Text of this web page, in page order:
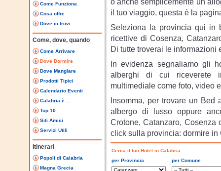
Come Funziona
Cosa offre
Dove ci trovi
Come, dove, quando
Come Arrivare
Dove Dormire
Dove Mangiare
Prodotti Tipici
Calendario Eventi
Calabria è ...
Top 10
Siti Amici
Servizi Utili
Itinerari
Popoli di Calabria
Magna Grecia
il tuo viaggio, questa è la
Seleziona la provincia qui in
ricettive di Cosenza,
Di tutte troverai le informazioni
In evidenza segnaliamo gli
alberghi di cui riceverete
multimediale come foto, video
Insomma, per trovare un Bed
albergo di lusso oppure
Crotone, Catanzaro,
click sulla provincia: dormire
Cerca il tuo Hotel in Calabria
per Provincia
per Comune